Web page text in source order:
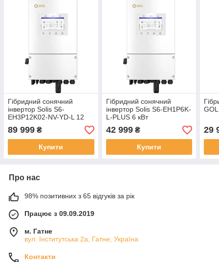
Гібридний сонячний
інвертор Solis S6-
EH3P12K02-NV-YD-L 12
кВт
89 999 ₴
Купити
Гібридний сонячний
інвертор Solis S6-EH1P6K-
L-PLUS 6 кВт
42 999₴
Купити
29
Про нас
98% позитивних з 65 відгуків за рік
Працює з 09.09.2019
м. Гатне
вул. Інститутська 2а, Гатне, Україна
Контакти